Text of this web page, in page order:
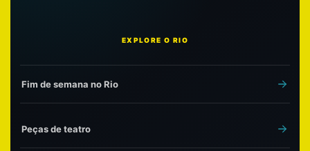
EXPLORE O RIO
Fim de semana no Rio
Peças de teatro